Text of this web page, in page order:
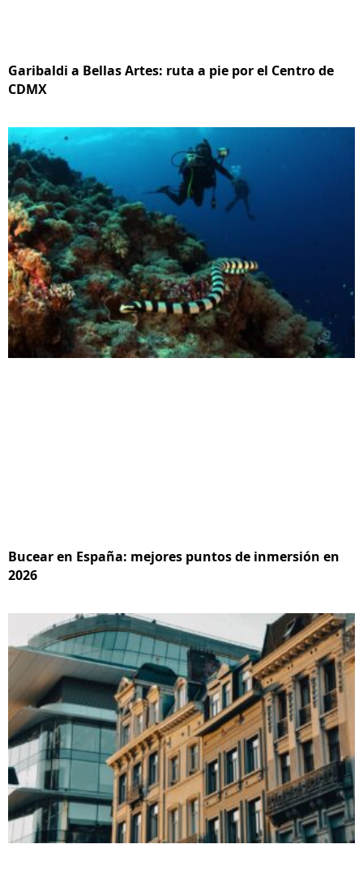
Garibaldi a Bellas Artes: ruta a pie por el Centro de
CDMX
Bucear en España: mejores puntos de inmersión en
2026